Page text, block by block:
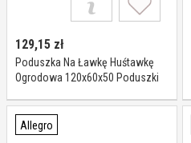
129,15 zł
Poduszka Na Ławkę Huśtawkę
Ogrodowa 120x60x50 Poduszki
Allegro